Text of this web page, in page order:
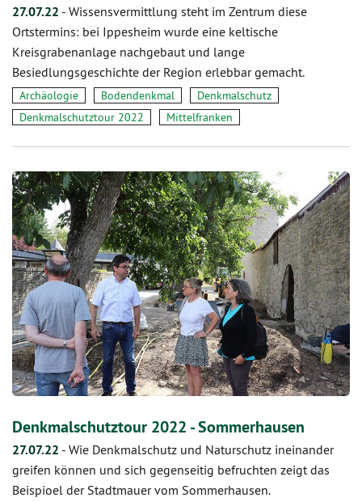
27.07.22 - Wissensvermittlung steht im Zentrum diese
Ortstermins: bei Ippesheim wurde eine keltische
Kreisgrabenanlage nachgebaut und lange
Besiedlungsgeschichte der Region erlebbar gemacht.
Archäologie Bodendenkmal
Denkmalschutz
Denkmalschutztour 2022
Mittelfranken
Denkmalschutztour 2022 - Sommerhausen
27.07.22 - Wie Denkmalschutz und Naturschutz ineinander
greifen können und sich gegenseitig befruchten zeigt das
Beispioel der Stadtmauer vom Sommerhausen.